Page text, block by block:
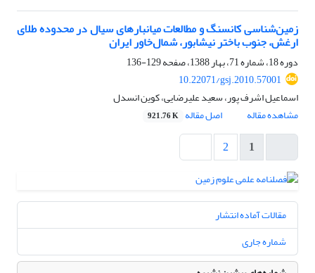
زمین‌شناسی کانسنگ و مطالعات میانبارهای سیال در محدوده طلای
ارغش، جنوب باختر نیشابور، شمال‌خاور ایران
دوره 18، شماره 71، بهار 1388، صفحه
129-136
10.22071/gsj.2010.57001
اسماعیل اشرف پور، سعید علیرضایی، کوین انسدل
مشاهده مقاله
اصل مقاله 921.76 K
1
2
مقالات آماده انتشار
شماره جاری